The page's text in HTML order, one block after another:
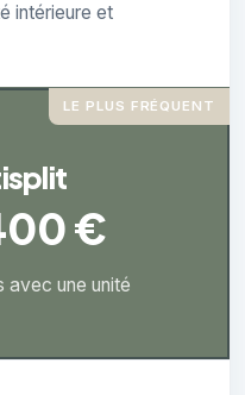
intérieure et
LE PLUS FRÉQUENT
€
avec une unité